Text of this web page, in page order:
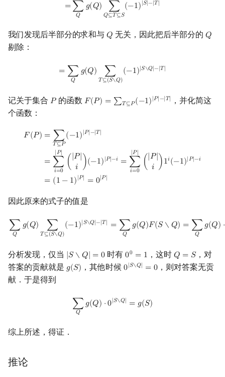
= ∑
𝑄
𝑔(𝑄) ∑
𝑄⊆𝑇⊆𝑆
(−1)|𝑆|−|𝑇|
我们发现后半部分的求和与 𝑄
Q 无关，因此把后半部分的 𝑄
Q
剔除：
= ∑
𝑄
𝑔(𝑄) ∑
𝑇⊆(𝑆∖𝑄)
(−1)|𝑆∖𝑄|−|𝑇|
=∑ Qg( Q)∑T⊆ S∖Q −1)| S∖Q|−|T|
记关于集合 𝑃
P 的函数 𝐹(𝑃) = ∑𝑇⊆𝑃(−1)|𝑃|−|𝑇|
F(P)= ∑T⊆P(−1)|P|−|T|
，并化简这
个函数：
𝐹 (𝑃) = ∑
𝑇⊆𝑃
(−1)|𝑃|−|𝑇|
=
|𝑃|
∑
𝑖=0
( |𝑃|
𝑖 )(−1)|𝑃|−𝑖 =
|𝑃|
∑
𝑖=0
( |𝑃|
𝑖 )1𝑖(−1)|𝑃|−𝑖
= (1 − 1)|𝑃| = 0|𝑃|
=∑T⊆P (− 1)| P |−|T |=∑i=0|
因此原来的式子的值是
∑
𝑄
𝑔(𝑄) ∑
𝑇⊆(𝑆∖𝑄)
(−1)|𝑆∖𝑄|−|𝑇| = ∑
𝑄
𝑔(𝑄)𝐹(𝑆 ∖ 𝑄) = ∑
𝑄
𝑔(𝑄) ⋅
∑Qg (Q)∑T (S∖Q )(−1) |S∖Q|−|T |=∑ Qg( Q)F(S∖Q)=∑ Qg( Q) ⋅0|S ∖Q|
分析发现，仅当 |𝑆 ∖ 𝑄| = 0
|S ∖Q|= 0 时有00 = 1
00 =1 ，这时 𝑄 = 𝑆
Q=S
，对
答案的贡献就是 𝑔(𝑆)
g(S) ，其他时候0|𝑆∖𝑄| = 0
0|S∖Q |= 0，则对答案无贡
献．于是得到
∑
𝑄
𝑔(𝑄) ⋅0|𝑆∖𝑄| = 𝑔(𝑆)
∑Qg(Q) 0|S∖Q| =g (S)
综上所述，得证．
推论